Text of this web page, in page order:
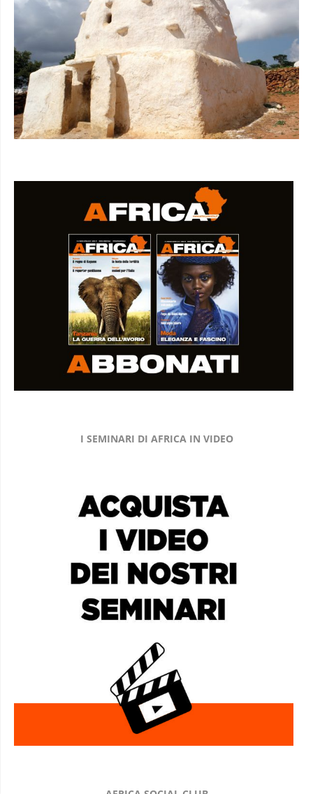
I SEMINARI DI AFRICA IN VIDEO